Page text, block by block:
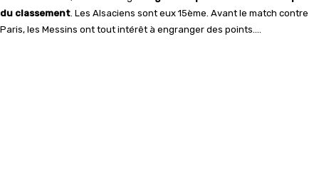
du classement. Les Alsaciens sont eux 15ème. Avant le match contre
Paris, les Messins ont tout intérêt à engranger des points….